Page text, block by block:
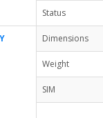
Status
Dimensions
Weight
SIM